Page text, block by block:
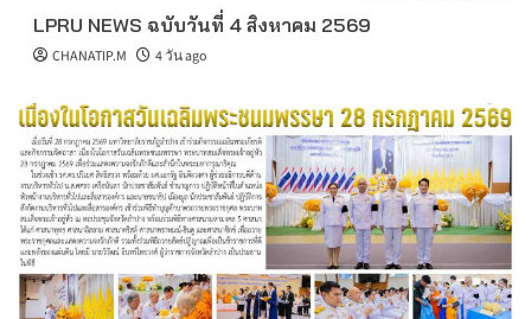
LPRU NEWS ฉบับวันที่ 4 สิงหาคม 2569
CHANATIP.M 4 วัน ago